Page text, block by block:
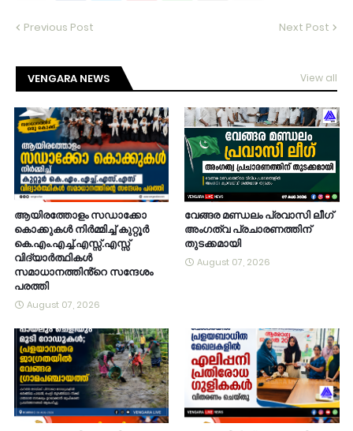
Previous Post Next Post
VENGARA NEWS View all
ആയിരത്തോളം സഡാക്കോ
കൊക്കുകൾ നിർമ്മിച്ച് കുറ്റൂർ
കെ.എം.എച്ച്.എസ്സ്.എസ്സ്
വിദ്യാർത്ഥികൾ
സമാധാനത്തിൻ്റെ സന്ദേശം
പരത്തി
August 07, 2026
വേങ്ങര മണ്ഡലം പ്രവാസി ലീഗ്
അംഗത്വ പ്രചാരണത്തിന്
തുടക്കമായി
August 07, 2026